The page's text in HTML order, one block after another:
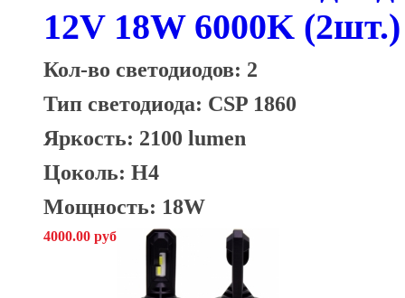
12V 18W 6000K (2шт.)
Кол-во светодиодов: 2
Тип светодиода: CSP 1860
Яркость: 2100 lumen
Цоколь: H4
Мощность: 18W
4000.00 руб